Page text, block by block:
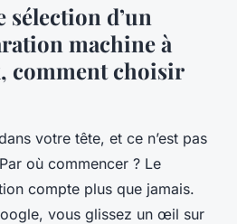
sélection d’un
machine à
comment choisir
votre tête, et ce n’est pas
où commencer ? Le
compte plus que jamais.
vous glissez un œil sur